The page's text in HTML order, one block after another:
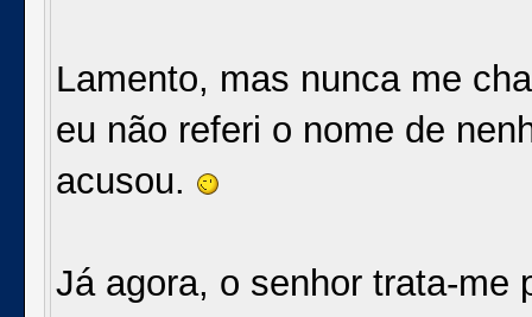
Lamento, mas nunca me
eu não referi o nome de
acusou.
Já agora, o senhor trata-me